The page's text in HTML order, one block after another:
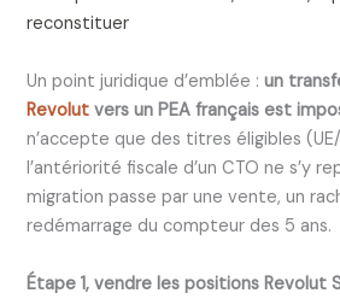
reconstituer
Un point juridique d’emblée :un
Revolut vers un PEA français est
n’accepte que des titres éligibles
l’antériorité fiscale d’un CTO ne s’y
migration passe par une vente, un
redémarrage du compteur des 5 ans.
Étape 1, vendre les positions Revolut